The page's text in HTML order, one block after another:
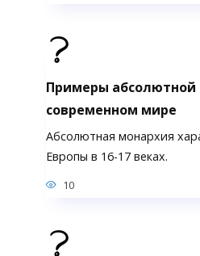
Примеры абсолютной
современном мире
Абсолютная монархия
Европы в 16-17 веках.
10